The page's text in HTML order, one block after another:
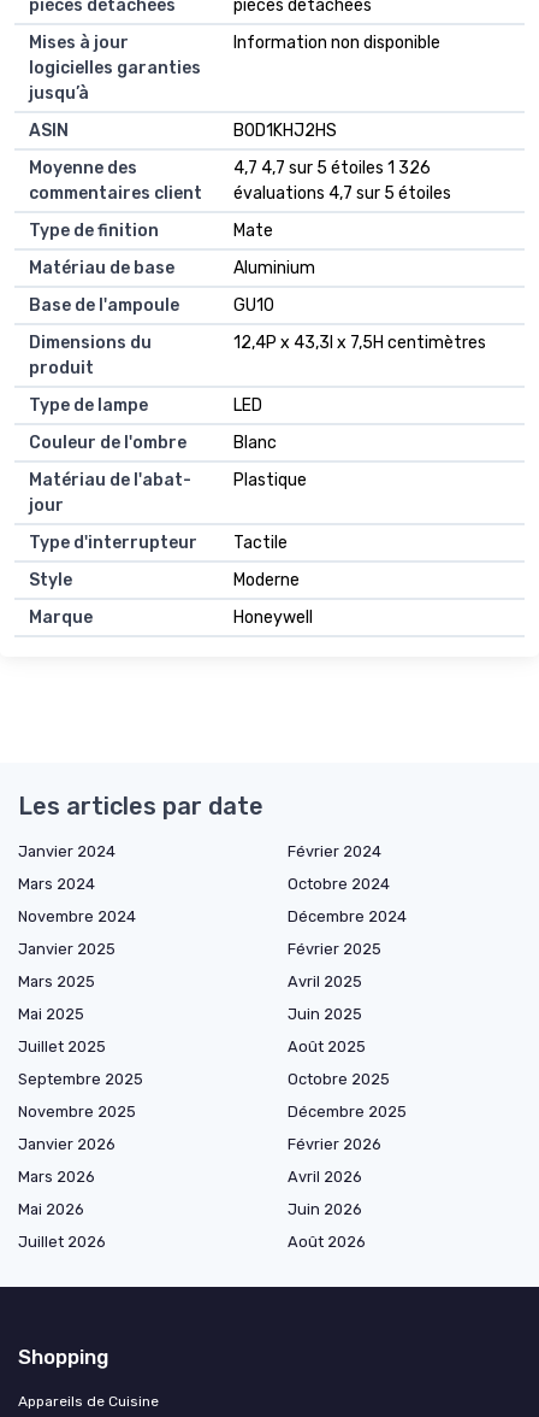
pièces détachées
pièces détachées
Mises à jour
logicielles garanties
jusqu’à
‎Information non disponible
ASIN
B0D1KHJ2HS
Moyenne des
commentaires client
4,7 4,7 sur 5 étoiles 1 326
évaluations 4,7 sur 5 étoiles
Type de finition
Mate
Matériau de base
Aluminium
Base de l'ampoule
GU10
Dimensions du
produit
12,4P x 43,3l x 7,5H centimètres
Type de lampe
LED
Couleur de l'ombre
Blanc
Matériau de l'abat-
jour
Plastique
Type d'interrupteur
Tactile
Style
Moderne
Marque
Honeywell
Les articles par date
Janvier 2024
Février 2024
Mars 2024
Octobre 2024
Novembre 2024
Décembre 2024
Janvier 2025
Février 2025
Mars 2025
Avril 2025
Mai 2025
Juin 2025
Juillet 2025
Août 2025
Septembre 2025
Octobre 2025
Novembre 2025
Décembre 2025
Janvier 2026
Février 2026
Mars 2026
Avril 2026
Mai 2026
Juin 2026
Juillet 2026
Août 2026
Shopping
Appareils de Cuisine